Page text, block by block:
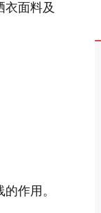
衣面料及
作用‌。